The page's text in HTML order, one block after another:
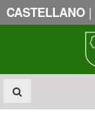
CASTELLANO |